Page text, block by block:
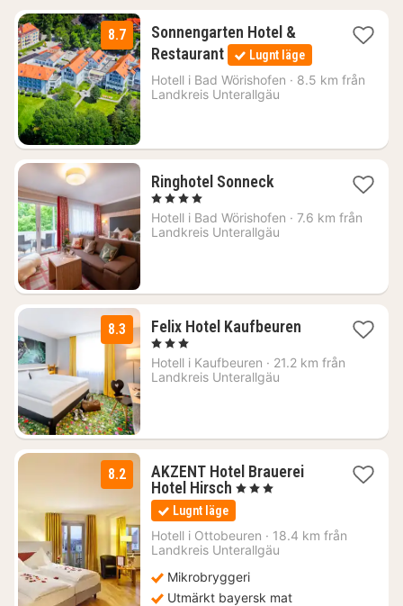
8.7
Sonnengarten Hotel &
Restaurant1
natt
från
2305
Lugnt läge
Hotell i Bad Wörishofen · 8.5 km från
Landkreis Unterallgäu
Ringhotel Sonneck1
från
2299
, 4 Stjärnor
Hotell i Bad Wörishofen · 7.6 km från
Landkreis Unterallgäu
8.3 Felix Hotel Kaufbeuren1
från
, 3 Stjärnor
Hotell i Kaufbeuren · 21.2 km från
Landkreis Unterallgäu
8.2
AKZENT Hotel Brauerei
Hotel Hirsch 1
natt
från
1919
kr.
, 3 Stjärnor
Lugnt läge
Hotell i Ottobeuren · 18.4 km från
Landkreis Unterallgäu
Mikrobryggeri
Utmärkt bayersk mat